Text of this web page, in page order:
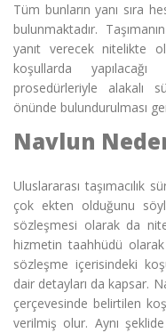
Tüm bunların yanı sıra
bulunmaktadır.
yanıt verecek nitelikte
koşullarda
prosedürleriyle alakalı
önünde bulundurulması
Navlun
Uluslararası taşımacılık
çok ekten olduğunu
sözleşmesi olarak da
hizmetin taahhüdü
sözleşme içerisindeki
dair detayları da kapsar.
çerçevesinde belirtilen
verilmiş olur. Aynı